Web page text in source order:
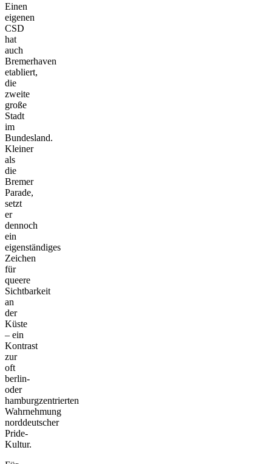
Einen
eigenen
CSD
hat
auch
Bremerhaven
etabliert,
die
zweite
große
Stadt
im
Bundesland.
Kleiner
als
die
Bremer
Parade,
setzt
er
dennoch
ein
eigenständiges
Zeichen
für
queere
Sichtbarkeit
an
der
Küste
– ein
Kontrast
zur
oft
berlin-
oder
hamburgzentrierten
Wahrnehmung
norddeutscher
Pride-
Kultur.